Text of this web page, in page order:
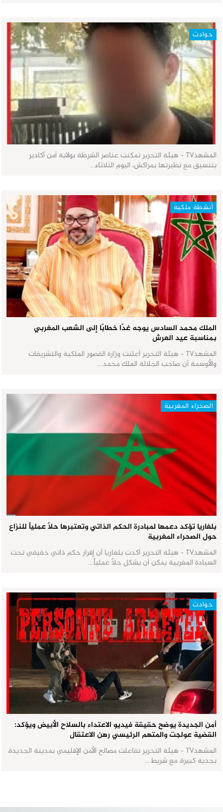
حوادث
المشهدTV - هيئة التحرير تمكنت عناصر الشرطة بولاية أمن أكادير
بتنسيق مع نظيرتها بمراكش، اليوم الثلاثاء…
أنشطة ملكية
الملك محمد السادس يوجه غدًا خطابًا إلى الشعب المغربي
بمناسبة عيد العرش
المشهدTV - هيئة التحرير أعلنت وزارة القصور الملكية والتشريفات
والأوسمة أن صاحب الجلالة الملك محمد…
الصحراء المغربية
بلغاريا تؤكد دعمها لمبادرة الحكم الذاتي وتعتبرها حلاً عملياً للنزاع
حول الصحراء المغربية
المشهدTV - هيئة التحرير أكدت بلغاريا أن إقرار حكم ذاتي حقيقي تحت
السيادة المغربية يمكن أن يشكل حلاً عملياً…
حوادث
أمن الجديدة يوضح حقيقة فيديو الاعتداء بالسلاح الأبيض ويؤكد:
القضية عولجت والمتهم الرئيسي رهن الاعتقال
المشهدTV - هيئة التحرير تفاعلت مصالح الأمن الإقليمي بمدينة الجديدة،
بجدية كبيرة، مع شريط…